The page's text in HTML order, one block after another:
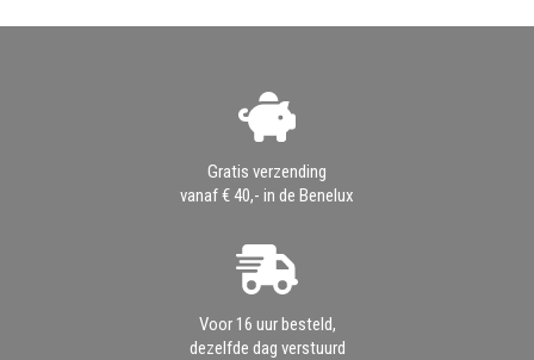
Gratis verzending
vanaf € 40,- in de Benelux
Voor 16 uur besteld,
dezelfde dag verstuurd